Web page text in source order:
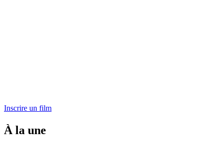
Inscrire un film
À la une